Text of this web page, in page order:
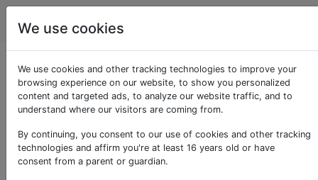
Animali
Perché i gatti hanno
paura dei vuoti?
9
I miei gatti sono abbastanza
We use cookies
We use cookies and other tracking technologies to improve your
browsing experience on our website, to show you personalized
content and targeted ads, to analyze our website traffic, and to
understand where our visitors are coming from.
By continuing, you consent to our use of cookies and other tracking
technologies and affirm you're at least 16 years old or have
consent from a parent or guardian.